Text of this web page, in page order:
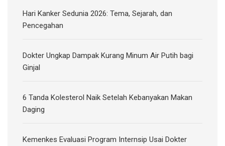
Hari Kanker Sedunia 2026: Tema, Sejarah, dan
Pencegahan
Dokter Ungkap Dampak Kurang Minum Air Putih bagi
Ginjal
6 Tanda Kolesterol Naik Setelah Kebanyakan Makan
Daging
Kemenkes Evaluasi Program Internsip Usai Dokter